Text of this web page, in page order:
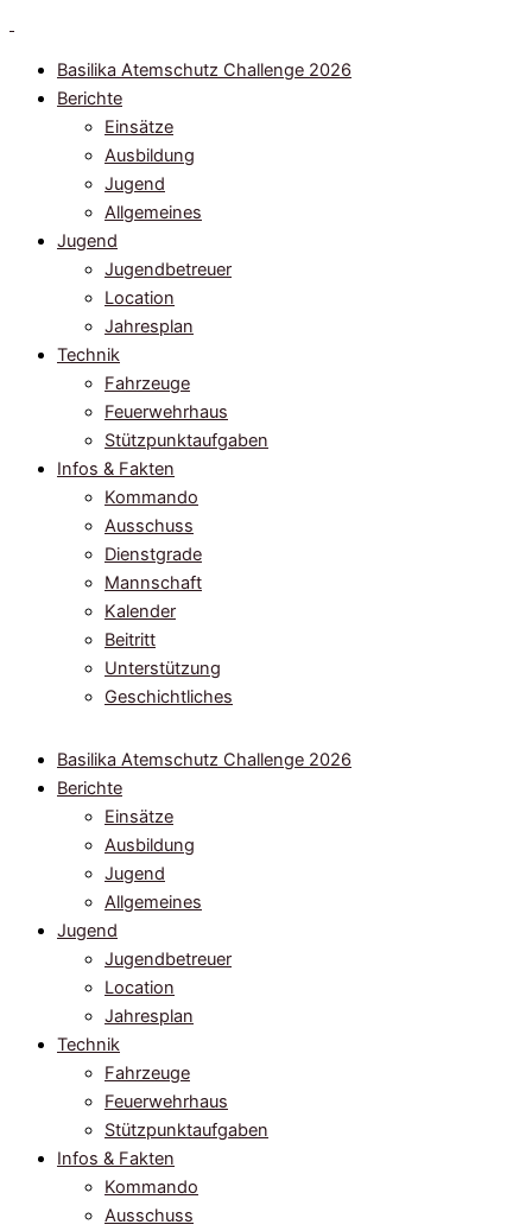
springenBasilika Atemschutz Challenge 2026
Berichte
Einsätze
Ausbildung
Jugend
Allgemeines
Jugend
Jugendbetreuer
Location
Jahresplan
Technik
Fahrzeuge
Feuerwehrhaus
Stützpunktaufgaben
Infos & Fakten
Kommando
Ausschuss
Dienstgrade
Mannschaft
Kalender
Beitritt
Unterstützung
Geschichtliches
Basilika Atemschutz Challenge 2026
Berichte
Einsätze
Ausbildung
Jugend
Allgemeines
Jugend
Jugendbetreuer
Location
Jahresplan
Technik
Fahrzeuge
Feuerwehrhaus
Stützpunktaufgaben
Infos & Fakten
Kommando
Ausschuss